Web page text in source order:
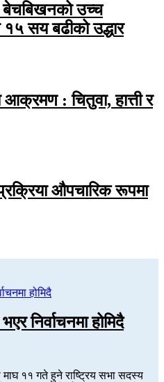
बेचबिखनको उच्च
१५ सय बढीको उद्धार
आक्रमण : चितुवा, हात्ती र
औपचारिक रूपमा
निर्वाचनमा होमिदै
११ गते हुने राष्ट्रिय सभा सदस्य